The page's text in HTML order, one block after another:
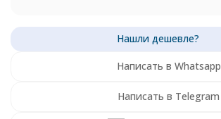
Написать в Whatsapp
Написать в Telegram